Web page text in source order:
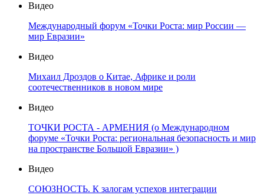
Видео
Международный форум «Точки Роста: мир России —
мир Евразии»
Видео
Михаил Дроздов о Китае, Африке и роли
соотечественников в новом мире
Видео
ТОЧКИ РОСТА - АРМЕНИЯ (о Международном
форуме «Точки Роста: региональная безопасность и мир
на пространстве Большой Евразии» )
Видео
СОЮЗНОСТЬ. К залогам успехов интеграции